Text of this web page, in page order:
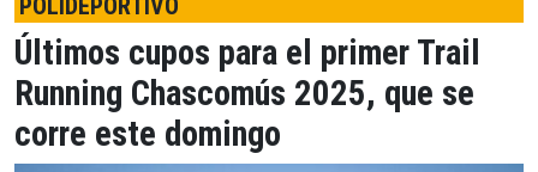
POLIDEPORTIVO
Últimos cupos para el primer Trail
Running Chascomús 2025, que se
corre este domingo